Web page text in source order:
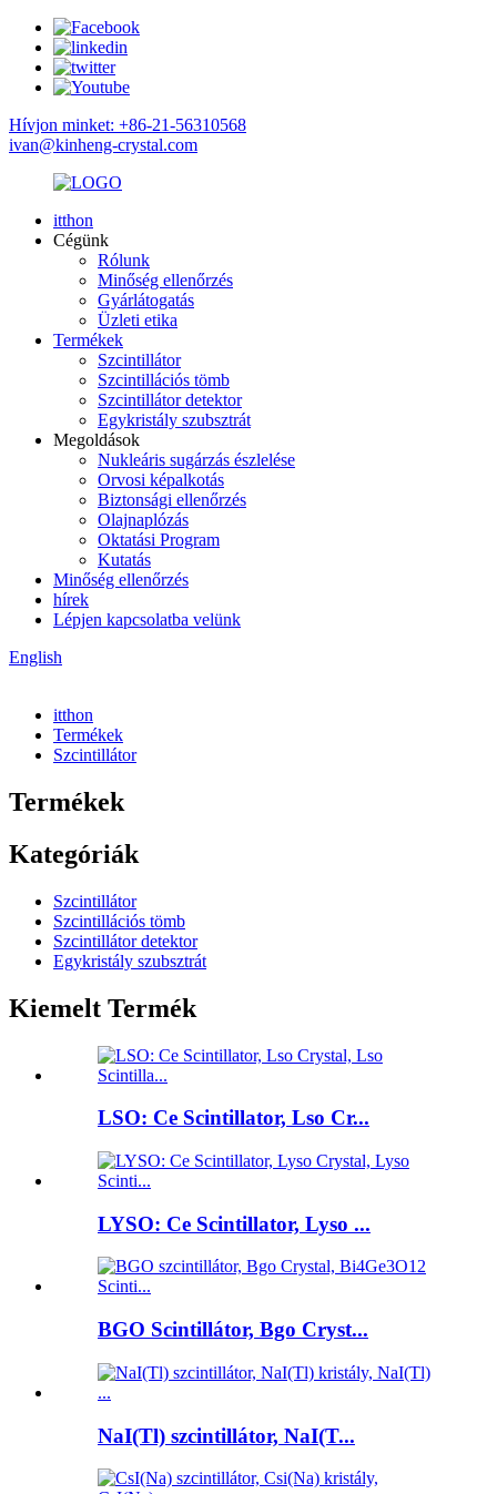
Hívjon minket: +86-21-56310568
ivan@kinheng-crystal.com
itthon
Cégünk
Rólunk
Minőség ellenőrzés
Gyárlátogatás
Üzleti etika
Termékek
Szcintillátor
Szcintillációs tömb
Szcintillátor detektor
Egykristály szubsztrát
Megoldások
Nukleáris sugárzás észlelése
Orvosi képalkotás
Biztonsági ellenőrzés
Olajnaplózás
Oktatási Program
Kutatás
Minőség ellenőrzés
hírek
Lépjen kapcsolatba velünk
English
itthon
Termékek
Szcintillátor
Termékek
Kategóriák
Szcintillátor
Szcintillációs tömb
Szcintillátor detektor
Egykristály szubsztrát
Kiemelt Termék
LSO: Ce Scintillator, Lso Cr...
LYSO: Ce Scintillator, Lyso ...
BGO Scintillátor, Bgo Cryst...
NaI(Tl) szcintillátor, NaI(T...